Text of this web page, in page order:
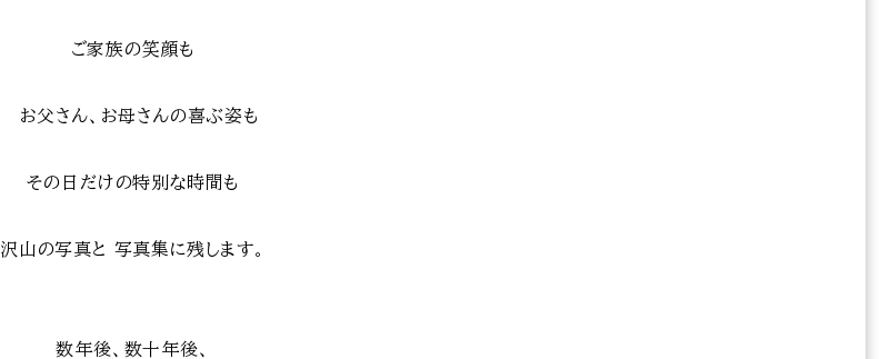
ご家族の笑顔も
お父さん、お母さんの喜ぶ姿も
その日だけの特別な時間も
沢山の写真と 写真集に残します。
数年後、数十年後、